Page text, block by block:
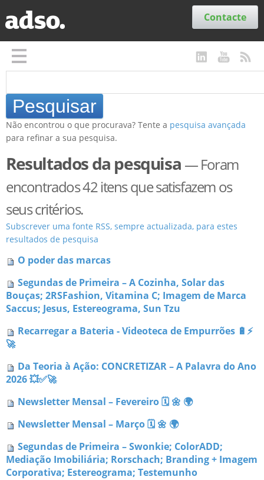
Contacte
Não encontrou o que procurava? Tente a pesquisa avançada
para refinar a sua pesquisa.
Resultados da pesquisa —Foram
encontrados 42 itens que satisfazem os
seus critérios.
Subscrever uma fonte RSS, sempre actualizada, para estes
resultados de pesquisa
O poder das marcas
Segundas de Primeira – A Cozinha, Solar das
Bouças; 2RSFashion, Vitamina C; Imagem de Marca
Saccus; Jesus, Estereograma, Sun Tzu
Recarregar a Bateria - Videoteca de Empurrões 🔋⚡
🚀
Da Teoria à Ação: CONCRETIZAR – A Palavra do Ano
2026 💥✅🚀
Newsletter Mensal – Fevereiro 🗓 🌼 🌍
Newsletter Mensal – Março 🗓 🌼 🌍
Segundas de Primeira – Swonkie; ColorADD;
Mediação Imobiliária; Rorschach; Branding + Imagem
Corporativa; Estereograma; Testemunho